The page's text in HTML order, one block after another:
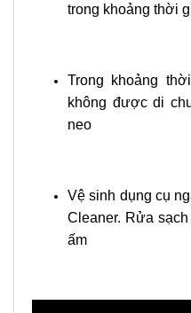
trong khoảng thời
Trong khoảng
không được di
neo
Vệ sinh dụng cụ
Cleaner. Rửa
ấm